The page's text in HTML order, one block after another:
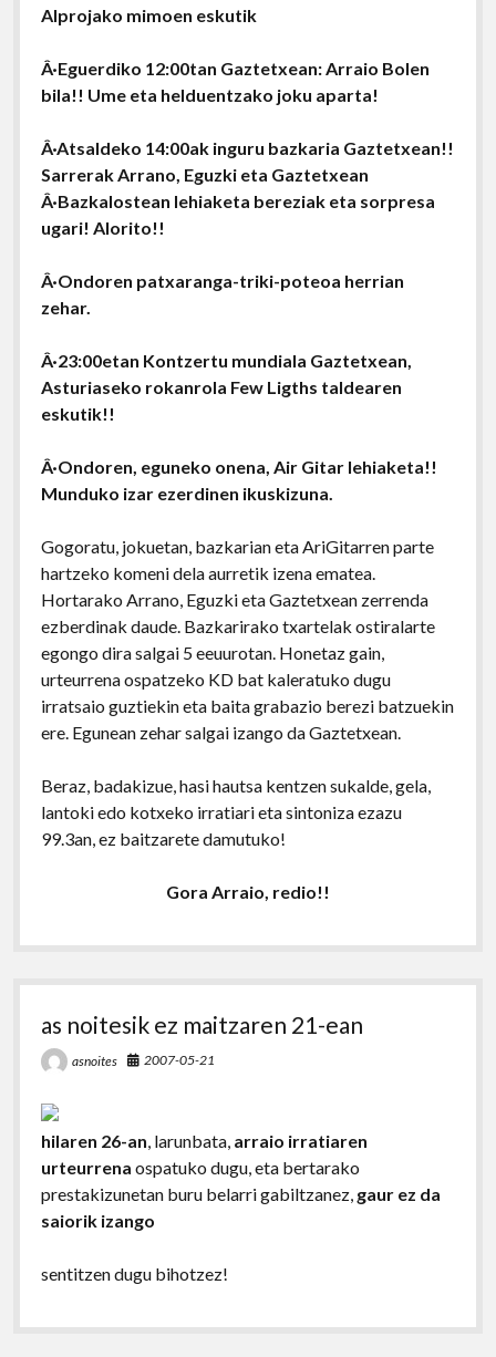
Alprojako mimoen eskutik
Â·Eguerdiko 12:00tan Gaztetxean: Arraio Bolen
bila!! Ume eta helduentzako joku aparta!
Â·Atsaldeko 14:00ak inguru bazkaria Gaztetxean!!
Sarrerak Arrano, Eguzki eta Gaztetxean
Â·Bazkalostean lehiaketa bereziak eta sorpresa
ugari! Alorito!!
Â·Ondoren patxaranga-triki-poteoa herrian
zehar.
Â·23:00etan Kontzertu mundiala Gaztetxean,
Asturiaseko rokanrola Few Ligths taldearen
eskutik!!
Â·Ondoren, eguneko onena, Air Gitar lehiaketa!!
Munduko izar ezerdinen ikuskizuna.
Gogoratu, jokuetan, bazkarian eta AriGitarren parte
hartzeko komeni dela aurretik izena ematea.
Hortarako Arrano, Eguzki eta Gaztetxean zerrenda
ezberdinak daude. Bazkarirako txartelak ostiralarte
egongo dira salgai 5 eeuurotan. Honetaz gain,
urteurrena ospatzeko KD bat kaleratuko dugu
irratsaio guztiekin eta baita grabazio berezi batzuekin
ere. Egunean zehar salgai izango da Gaztetxean.
Beraz, badakizue, hasi hautsa kentzen sukalde, gela,
lantoki edo kotxeko irratiari eta sintoniza ezazu
99.3an, ez baitzarete damutuko!
Gora Arraio, redio!!
as noitesik ez maitzaren 21-ean
asnoites 2007-05-21
hilaren 26-an, larunbata, arraio irratiaren
urteurrena ospatuko dugu, eta bertarako
prestakizunetan buru belarri gabiltzanez, gaur ez da
saiorik izango
sentitzen dugu bihotzez!